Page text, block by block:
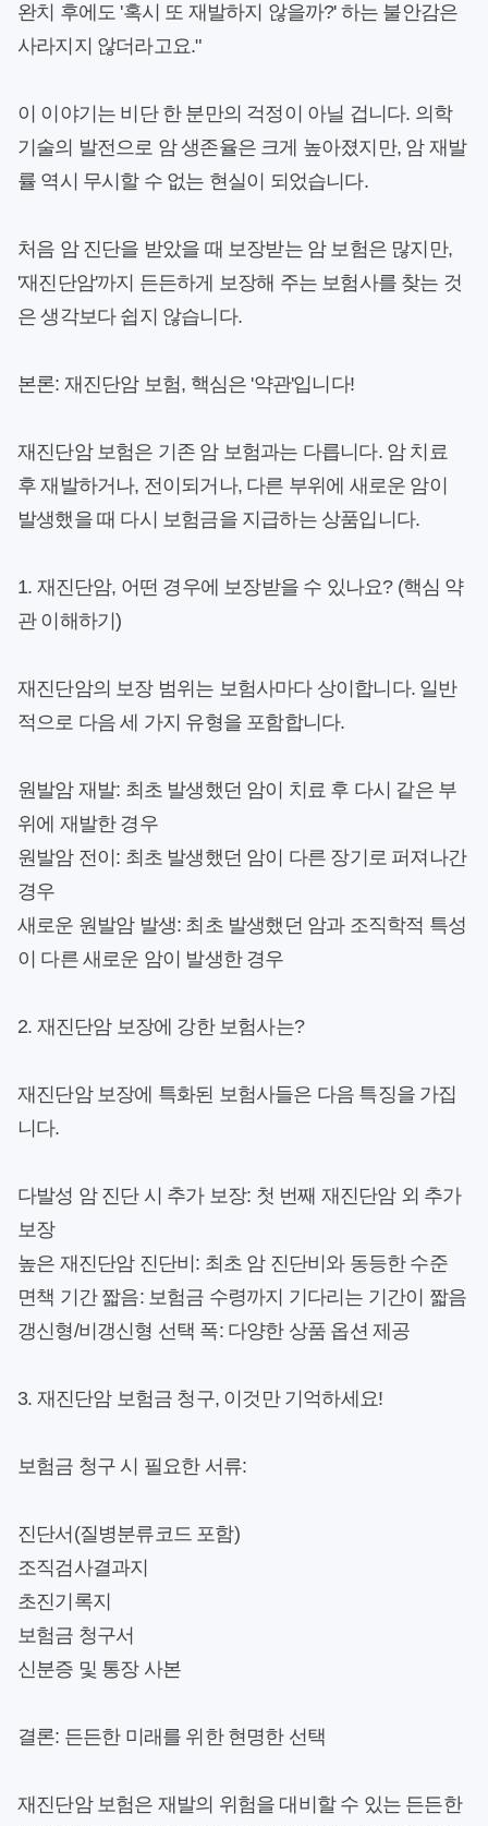
완치 후에도 '혹시 또 재발하지 않을까?' 하는 불안감은
사라지지 않더라고요."
이 이야기는 비단 한 분만의 걱정이 아닐 겁니다. 의학
기술의 발전으로 암 생존율은 크게 높아졌지만, 암 재발
률 역시 무시할 수 없는 현실이 되었습니다.
처음 암 진단을 받았을 때 보장받는 암 보험은 많지만,
'재진단암'까지 든든하게 보장해 주는 보험사를 찾는 것
은 생각보다 쉽지 않습니다.
본론: 재진단암 보험, 핵심은 '약관'입니다!
재진단암 보험은 기존 암 보험과는 다릅니다. 암 치료
후 재발하거나, 전이되거나, 다른 부위에 새로운 암이
발생했을 때 다시 보험금을 지급하는 상품입니다.
1. 재진단암, 어떤 경우에 보장받을 수 있나요? (핵심 약
관 이해하기)
재진단암의 보장 범위는 보험사마다 상이합니다. 일반
적으로 다음 세 가지 유형을 포함합니다.
원발암 재발: 최초 발생했던 암이 치료 후 다시 같은 부
위에 재발한 경우
원발암 전이: 최초 발생했던 암이 다른 장기로 퍼져나간
경우
새로운 원발암 발생: 최초 발생했던 암과 조직학적 특성
이 다른 새로운 암이 발생한 경우
2. 재진단암 보장에 강한 보험사는?
재진단암 보장에 특화된 보험사들은 다음 특징을 가집
니다.
다발성 암 진단 시 추가 보장: 첫 번째 재진단암 외 추가
보장
높은 재진단암 진단비: 최초 암 진단비와 동등한 수준
면책 기간 짧음:보험금 수령까지 기다리는 기간이 짧음
갱신형/비갱신형 선택 폭:다양한 상품 옵션 제공
3. 재진단암 보험금 청구, 이것만 기억하세요!
보험금 청구 시 필요한 서류:
진단서(질병분류코드 포함)
조직검사결과지
초진기록지
보험금 청구서
신분증 및 통장 사본
결론: 든든한 미래를 위한 현명한 선택
재진단암 보험은 재발의 위험을 대비할 수 있는 든든한